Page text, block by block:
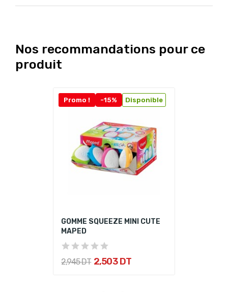
Nos recommandations pour ce
produit
Promo ! -15% Disponible
GOMME SQUEEZE MINI CUTE
MAPED
2,945 DT 2,503 DT